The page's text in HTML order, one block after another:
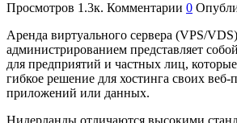
Просмотров 1.3к. Комментарии 0
Аренда виртуального сервера (VPS/
администрированием представляет
для предприятий и частных лиц,
гибкое решение для хостинга своих веб-
приложений или данных.
Нидерланды отличаются высокими